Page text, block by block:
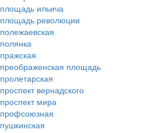
площадь ильича
площадь революции
полежаевская
полянка
пражская
преображенская площадь
пролетарская
проспект вернадского
проспект мира
профсоюзная
пушкинская